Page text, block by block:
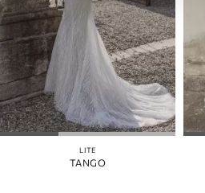
LITE
TANGO